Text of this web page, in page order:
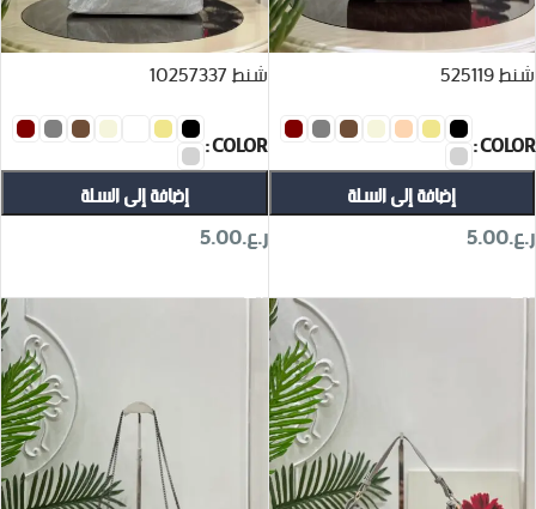
شنط 525119
COLOR
إضافة إلى السلة
ر.ع.5.00
شنط 10257337
COLOR
إضافة إلى السلة
ر.ع.5.00